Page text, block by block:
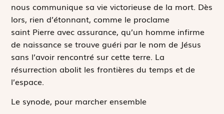
nous communique sa vie victorieuse de la mort. Dès
lors, rien d’étonnant, comme le proclame
saint Pierre avec assurance, qu’un homme infirme
de naissance se trouve guéri par le nom de Jésus
sans l’avoir rencontré sur cette terre. La
résurrection abolit les frontières du temps et de
l’espace.
Le synode, pour marcher ensemble